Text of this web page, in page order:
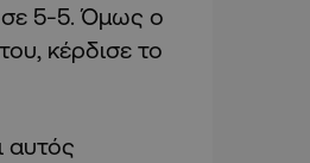
σε 5-5. Όμως ο
κέρδισε το
αυτός